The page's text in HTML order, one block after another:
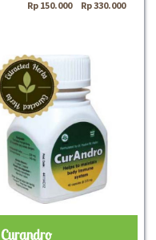
Rp 150.000– Rp330.000
Curandro